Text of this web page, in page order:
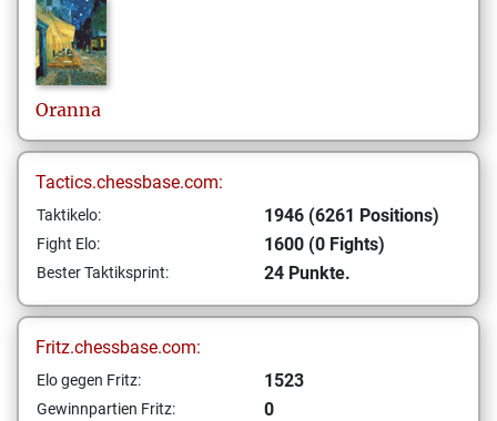
Oranna
Tactics.chessbase.com:
Taktikelo: 1946 (6261 Positions)
Fight Elo: 1600 (0 Fights)
Bester Taktiksprint: 24 Punkte.
Fritz.chessbase.com:
Elo gegen Fritz: 1523
Gewinnpartien Fritz: 0